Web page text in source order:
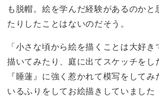
も脱帽。絵を学んだ経験があるのかと
たりしたことはないのだそう。
「小さな頃から絵を描くことは大好
描いてみたり、庭に出てスケッチをし
『睡蓮』に強く惹かれて模写をして
いるふりをしてお絵描きしていました